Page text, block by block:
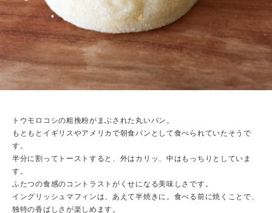
トウモロコシの粗挽粉がまぶされた丸いパン。
もともとイギリスやアメリカで朝食パンとして食べられていたそうで
す。
半分に割ってトーストすると、外はカリッ、中はもっちりとしていま
す。
ふたつの食感のコントラストがくせになる美味しさです。
イングリッシュマフィンは、あえて半焼きに。食べる前に焼くことで、
独特の香ばしさが楽しめます。